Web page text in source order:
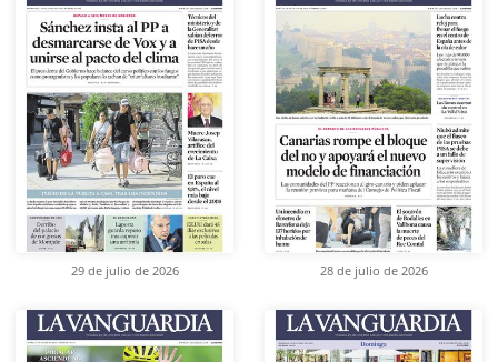
29 de julio de 2026 28 de julio de 2026